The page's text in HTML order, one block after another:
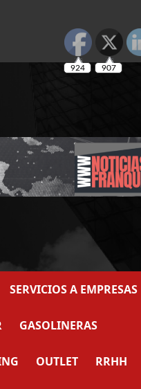
SERVICIOS A EMPRESAS
GASOLINERAS
OUTLET RRHH
924 907